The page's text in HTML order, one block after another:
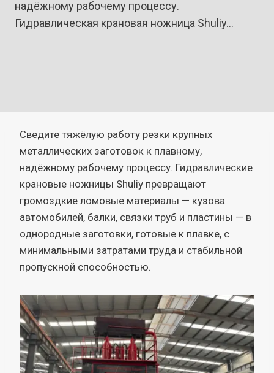
надёжному рабочему процессу.
Гидравлическая крановая ножница Shuliy…
Сведите тяжёлую работу резки крупных
металлических заготовок к плавному,
надёжному рабочему процессу. Гидравлические
крановые ножницы Shuliy превращают
громоздкие ломовые материалы — кузова
автомобилей, балки, связки труб и пластины — в
однородные заготовки, готовые к плавке, с
минимальными затратами труда и стабильной
пропускной способностью.